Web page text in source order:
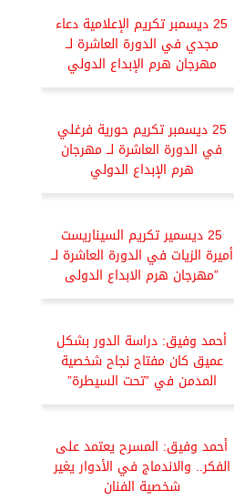
25 ديسمبر تكريم الإعلامية دعاء
مجدي في الدورة العاشرة لــ
مهرجان هرم الإبداع الدولي
25 ديسمبر تكريم حورية فرغلي
في الدورة العاشرة لــ مهرجان
هرم الإبداع الدولي
25 ديسمير تكريم السيناريست
أميرة الزيات في الدورة العاشرة لــ
”مهرجان هرم الابداع الدولى
أحمد وفيق: دراسة الدور بشكل
عميق كان مفتاح نجاح شخصية
المدمن في ”تحت السيطرة”
أحمد وفيق: المسرح يعتمد على
الفكر.. والاندماج في الأدوار يغير
شخصية الفنان